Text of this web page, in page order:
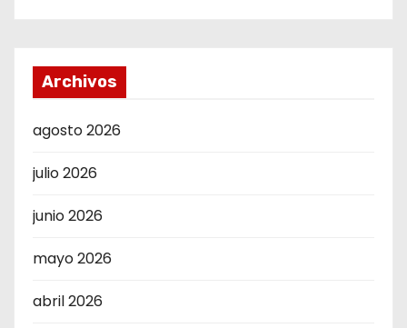
Archivos
agosto 2026
julio 2026
junio 2026
mayo 2026
abril 2026